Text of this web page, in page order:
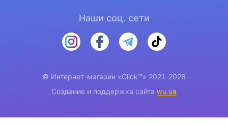
Наши соц. сети
© Интернет-магазин «Click™» 2021–2026
Создание и поддержка сайта wu.ua